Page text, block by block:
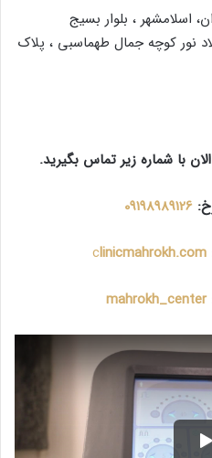
اسلامشهر ، بلوار بسیج
نور کوچه جمال طهماسبی ، پلاک
با شماره زیر تماس بگیرید.
09198989126
clinicmahrokh.com
mahrokh_center